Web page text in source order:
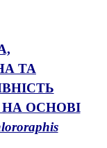
ТА
ОСНОВІ